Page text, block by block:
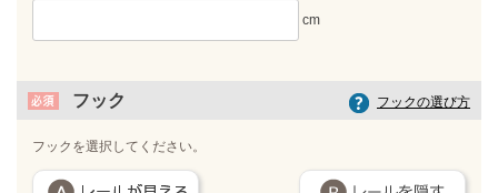
フック フックの選び方
フックを選択してください。